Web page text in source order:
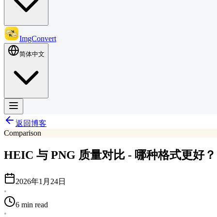
ImgConvert
简体中文
返回博客
Comparison
HEIC 与 PNG 质量对比 - 哪种格式更好？
2026年1月24日
•
6 min read
•